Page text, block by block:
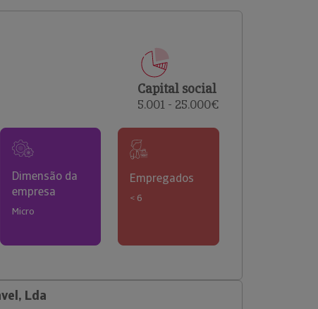
comerciais e analisar o risco de incumprimento dos
Capital social
5.001 - 25.000€
Dimensão da
empresa
Micro
Empregados
< 6
Lda